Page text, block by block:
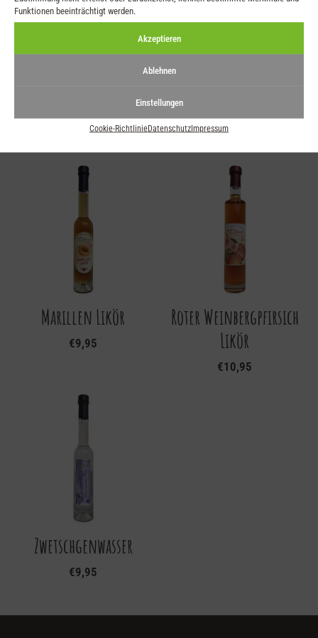
Funktionen beeinträchtigt werden.
Akzeptieren
Ablehnen
Einstellungen
Cookie-RichtlinieDatenschutzImpressum
Edelkirsche Likör
8,95
Limoncello Likör
€9,95
Marillen Likör
€9,95
Roter Weinbergpfirsich
Likör
€10,95
Zwetschgenwasser
€9,95